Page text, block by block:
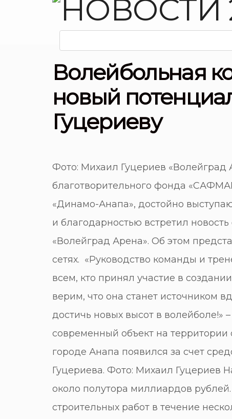
Волейбольная
новый
Гуцериеву
Фото: Михаил Гуцериев «Волейград
благотворительного фонда
«Динамо-Анапа», достойно
и благодарностью встретил
«Волейград Арена». Об этом
сетях. «Руководство команды и
всем, кто принял участие в
верим, что она станет источником
достичь новых высот в волейболе!»
современный объект на территории
городе Анапа появился за счет
Гуцериева. Фото: Михаил Гуцериев
около полутора миллиардов
строительных работ в течение